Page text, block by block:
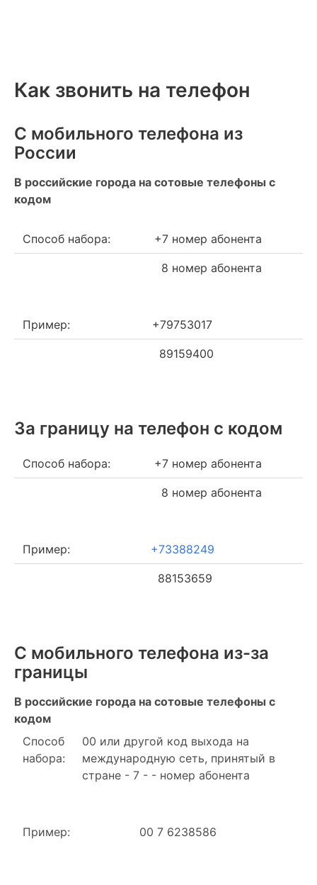
Как звонить на телефон
С мобильного телефона из
России
В российские города на сотовые телефоны с
кодом
Способ набора: +7 номер абонента
8 номер абонента
Пример: +79753017
89159400
За границу на телефон c кодом
Способ набора: +7 номер абонента
8 номер абонента
Пример: +73388249
88153659
С мобильного телефона из-за
границы
В российские города на сотовые телефоны с
кодом
Способ
набора:
00 или другой код выхода на
международную сеть, принятый в
стране - 7 - - номер абонента
Пример: 00 7 6238586